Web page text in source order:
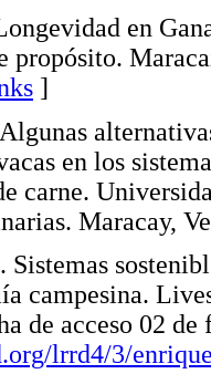
en
propósito.
]
en los
carne.
Sistemas
campesina.
de acceso 02
lrrd4/3/